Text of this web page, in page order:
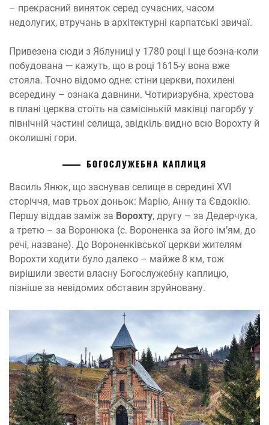
– прекрасний виняток серед сучасних, часом
недолугих, втручань в архітектурні карпатські звичаї.
Привезена сюди з Яблуниці у 1780 році і ще бозна-коли
побудована — кажуть, що в році 1615-у вона вже
стояла. Точно відомо одне: стіни церкви, похилені
всередину – ознака давнини. Чотиризрубна, хрестова
в плані церква стоїть на самісінькій маківці пагорбу у
північній частині селища, звідкіль видно всю Ворохту й
околишні гори.
БОГОСЛУЖЕБНА КАПЛИЦЯ
Василь Янюк, що заснував селище в середині XVI
сторіччя, мав трьох доньок: Марію, Анну та Євдокію.
Першу віддав заміж за Ворохту, другу – за Дедерчука,
а третю – за Воронюка (с. Вороненка за його ім’ям, до
речі, назване). До Вороненківської церкви жителям
Ворохти ходити було далеко – майже 8 км, тож
вирішили звести власну Богослужебну каплицю,
пізніше за невідомих обставин зруйновану.